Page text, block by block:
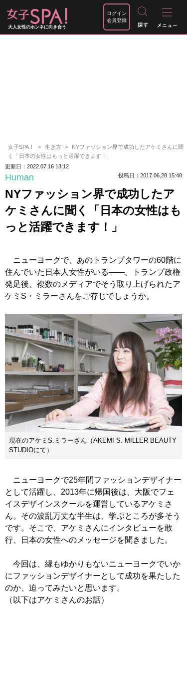
大人女性のホンネに向き合う
ログイン
会員登録
女子SPA！ 生き方
NYファッション界で成功したアケミさんに聞
く「日本の女性はもっと活躍できます！」
更新日：2022.07.16 13:12
Human 投稿日：2017.06.28 15:48
NYファッション界で成功したア
ケミさんに聞く「日本の女性はも
っと活躍できます！」
ニューヨークで、あのトランプタワーの60階に
住んでいた日本人女性がいる――。トランプ政権
発足後、複数のメディアでそう取り上げられたア
ケミS・ミラーさんをご存じでしょうか。
現在のアケミS.ミラーさん（AKEMI S. MILLER BEAUTY
STUDIOにて）
ニューヨークで25年間ファッションデザイナー
として活躍し、2013年に帰国後は、大阪でフェ
イスデザインスクールを運営しているアケミさ
ん。その波乱万丈な半生は、学ぶところが多そう
です。そこで、アケミさんにインタビューを敢
行、日本の女性へのメッセージを聞きました。
今回は、縁もゆかりもないニューヨークでいか
にファッションデザイナーとして成功を果たした
のか、迫ってみたいと思います。
（以下はアケミさんのお話）